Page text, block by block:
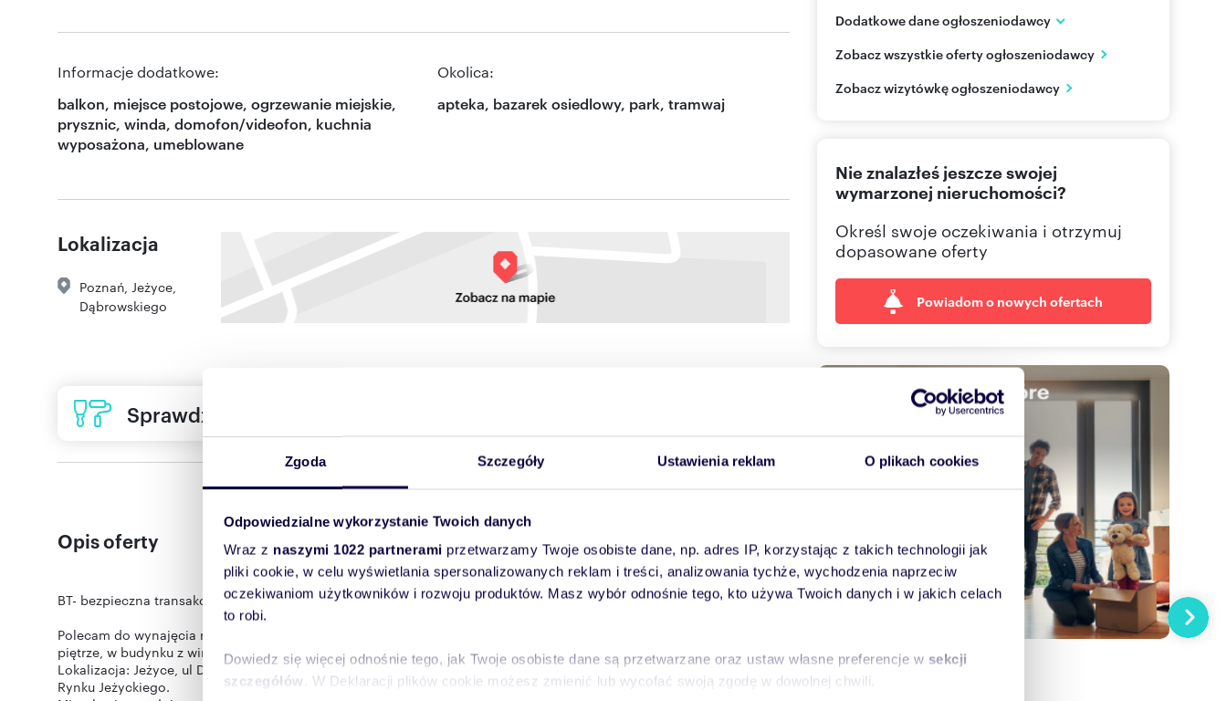
Zgoda Szczegóły Ustawienia reklam O plikach cookies
Odpowiedzialne wykorzystanie Twoich danych
Wraz z naszymi 1022 partnerami przetwarzamy Twoje osobiste dane, np. adres IP, korzystając z takich technologii jak
pliki cookie, w celu wyświetlania spersonalizowanych reklam i treści, analizowania tychże, wychodzenia naprzeciw
oczekiwaniom użytkowników i rozwoju produktów. Masz wybór odnośnie tego, kto używa Twoich danych i w jakich celach
to robi.
Dowiedz się więcej odnośnie tego, jak Twoje osobiste dane są przetwarzane oraz ustaw własne preferencje w sekcji
szczegółów . W Deklaracji plików cookie możesz zmienić lub wycofać swoją zgodę w dowolnej chwili.
Informacje dodatkowe:
balkon, miejsce postojowe, ogrzewanie miejskie,
prysznic, winda, domofon/videofon, kuchnia
wyposażona, umeblowane
Okolica:
apteka, bazarek osiedlowy, park, tramwaj
Lokalizacja
Poznań, Jeżyce,
Dąbrowskiego
Sprawdź ofertę usług remontowych
Opis oferty
BT- bezpieczna transakcja tylko z licencjonowanym pośrednikiem!
Polecam do wynajęcia nowe, umeblowane mieszkanie 2-pokojowe o pow. 42,19 m2. Mieszkanie położone jest na 1
piętrze, w budynku z windą.
Lokalizacja: Jeżyce, ul Dąbrowskiego (nie od ulicy, inwestycja zrealizowana w głębi posesji, więc jest cicho), w pobliżu
Rynku Jeżyckiego.
Dodatkowe dane ogłoszeniodawcy
Komorniki
PL
618 04 Pokaż telefon
Zobacz wszystkie oferty ogłoszeniodawcy
Zobacz wizytówkę ogłoszeniodawcy
Nie znalazłeś jeszcze swojej
wymarzonej nieruchomości?
Określ swoje oczekiwania i otrzymuj
dopasowane oferty
Powiadom o nowych ofertach